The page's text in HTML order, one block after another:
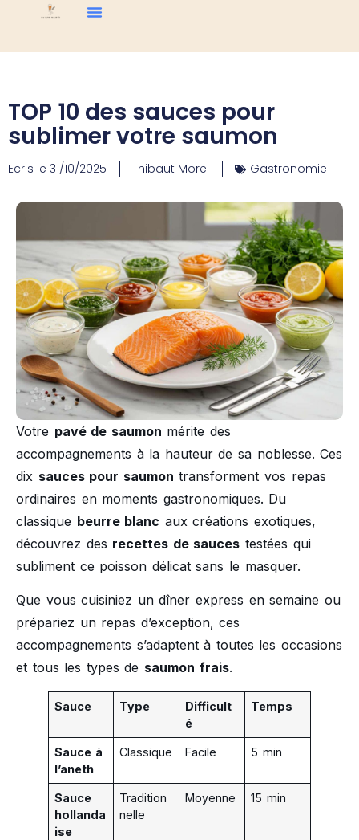
TOP 10 des sauces pour
sublimer votre saumon
Ecris le 31/10/2025 Thibaut Morel Gastronomie
Votre pavé de saumon mérite des
accompagnements à la hauteur de sa noblesse. Ces
dix sauces pour saumon transforment vos repas
ordinaires en moments gastronomiques. Du
classique beurre blanc aux créations exotiques,
découvrez des recettes de sauces testées qui
subliment ce poisson délicat sans le masquer.
Que vous cuisiniez un dîner express en semaine ou
prépariez un repas d’exception, ces
accompagnements s’adaptent à toutes les occasions
et tous les types de saumon frais.
Sauce Type
Difficult
é
Temps
Sauce à
l’aneth
Classique Facile 5 min
Sauce
hollanda
ise
Tradition
nelle
Moyenne 15 min